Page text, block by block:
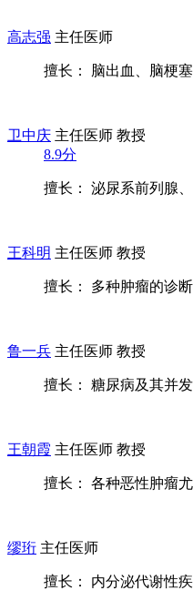
高志强 主任医师
擅长： 脑出血、脑梗
卫中庆 主任医师 教授
8.9分
擅长： 泌尿系前列腺
王科明 主任医师 教授
擅长： 多种肿瘤的诊
鲁一兵 主任医师 教授
擅长： 糖尿病及其并
王朝霞 主任医师 教授
擅长： 各种恶性肿瘤
缪珩 主任医师
擅长： 内分泌代谢性